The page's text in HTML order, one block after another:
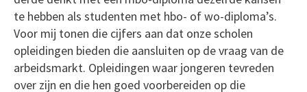
te hebben als studenten met hbo- of wo-diploma’s.
Voor mij tonen die cijfers aan dat onze scholen
opleidingen bieden die aansluiten op de vraag van de
arbeidsmarkt. Opleidingen waar jongeren tevreden
over zijn en die hen goed voorbereiden op die